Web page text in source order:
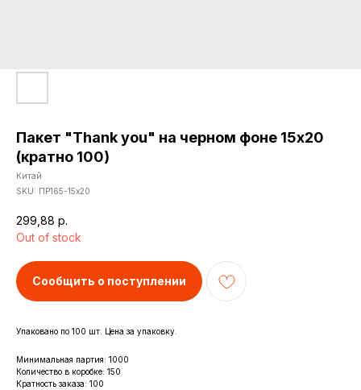
Пакет "Thank you" на черном фоне 15х20
(кратно 100)
Китай
SKU: ПР165-15х20
299,88 р.
Out of stock
Сообщить о поступлении
Упаковано по 100 шт. Цена за упаковку.
Минимальная партия: 1000
Количество в коробке: 150
Кратность заказа: 100